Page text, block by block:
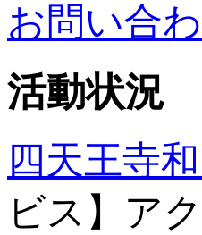
お問い合
活動状況
四天王寺
ビス】ア